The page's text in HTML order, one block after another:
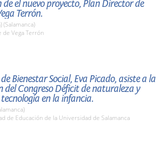
de el nuevo proyecto, Plan Director de
Terrón.
(Salamanca)
de Vega Terrón
Bienestar Social, Eva Picado, asiste a la
del Congreso Déficit de naturaleza y
en la infancia.
de Educación de la Universidad de Salamanca